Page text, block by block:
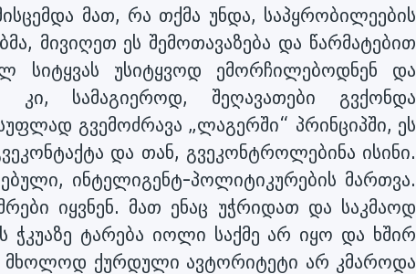
მათ, რა თქმა უნდა, საპყრობილეების
მივიღეთ ეს შემოთავაზება და წარმატებით
სიტყვას უსიტყვოდ ემორჩილებოდნენ და
კი, სამაგიეროდ, შეღავათები გვქონდა
გვემოძრავა „ლაგერში“ პრინციპში, ეს
და თან, გვეკონტროლებინა ისინი.
ინტელიგენტ-პოლიტიკურების მართვა.
იყვნენ. მათ ენაც უჭრიდათ და საკმაოდ
ჭკუაზე ტარება იოლი საქმე არ იყო და ხშირ
მხოლოდ ქურდული ავტორიტეტი არ კმაროდა